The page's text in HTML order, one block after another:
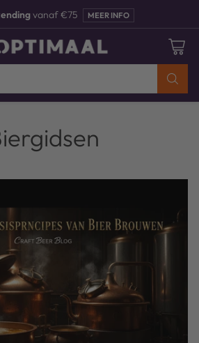
vanaf €75 MEER INFO